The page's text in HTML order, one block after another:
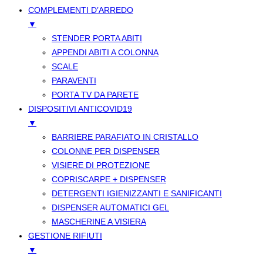
COMPLEMENTI D’ARREDO
▼
STENDER PORTA ABITI
APPENDI ABITI A COLONNA
SCALE
PARAVENTI
PORTA TV DA PARETE
DISPOSITIVI ANTICOVID19
▼
BARRIERE PARAFIATO IN CRISTALLO
COLONNE PER DISPENSER
VISIERE DI PROTEZIONE
COPRISCARPE + DISPENSER
DETERGENTI IGIENIZZANTI E SANIFICANTI
DISPENSER AUTOMATICI GEL
MASCHERINE A VISIERA
GESTIONE RIFIUTI
▼